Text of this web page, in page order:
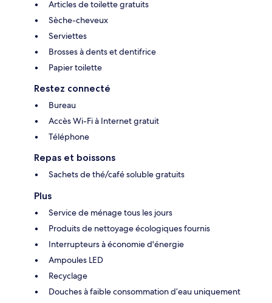
Articles de toilette gratuits
Sèche-cheveux
Serviettes
Brosses à dents et dentifrice
Papier toilette
Restez connecté
Bureau
Accès Wi-Fi à Internet gratuit
Téléphone
Repas et boissons
Sachets de thé/café soluble gratuits
Plus
Service de ménage tous les jours
Produits de nettoyage écologiques fournis
Interrupteurs à économie d'énergie
Ampoules LED
Recyclage
Douches à faible consommation d’eau uniquement